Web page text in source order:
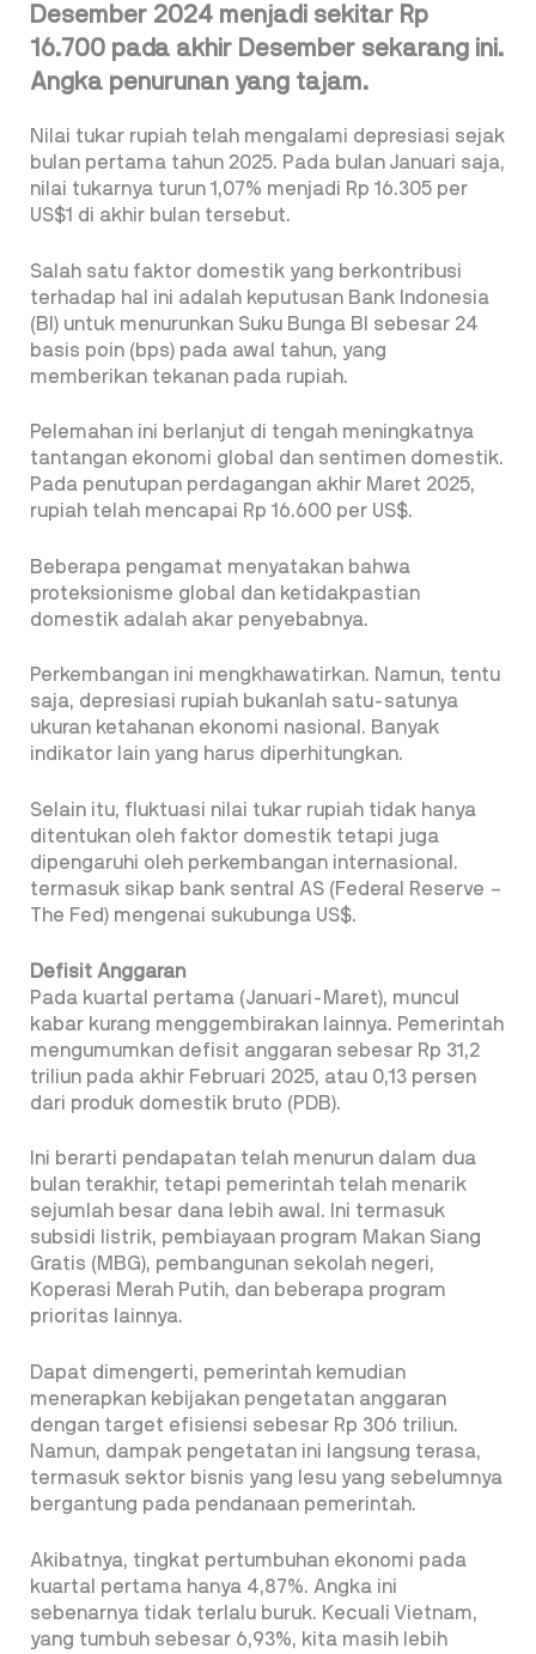
Desember 2024 menjadi sekitar Rp
16.700 pada akhir Desember sekarang ini.
Angka penurunan yang tajam.
Nilai tukar rupiah telah mengalami depresiasi sejak
bulan pertama tahun 2025. Pada bulan Januari saja,
nilai tukarnya turun 1,07% menjadi Rp 16.305 per
US$1 di akhir bulan tersebut.
Salah satu faktor domestik yang berkontribusi
terhadap hal ini adalah keputusan Bank Indonesia
(BI) untuk menurunkan Suku Bunga BI sebesar 24
basis poin (bps) pada awal tahun, yang
memberikan tekanan pada rupiah.
Pelemahan ini berlanjut di tengah meningkatnya
tantangan ekonomi global dan sentimen domestik.
Pada penutupan perdagangan akhir Maret 2025,
rupiah telah mencapai Rp 16.600 per US$.
Beberapa pengamat menyatakan bahwa
proteksionisme global dan ketidakpastian
domestik adalah akar penyebabnya.
Perkembangan ini mengkhawatirkan. Namun, tentu
saja, depresiasi rupiah bukanlah satu-satunya
ukuran ketahanan ekonomi nasional. Banyak
indikator lain yang harus diperhitungkan.
Selain itu, fluktuasi nilai tukar rupiah tidak hanya
ditentukan oleh faktor domestik tetapi juga
dipengaruhi oleh perkembangan internasional.
termasuk sikap bank sentral AS (Federal Reserve –
The Fed) mengenai sukubunga US$.
Defisit Anggaran
Pada kuartal pertama (Januari-Maret), muncul
kabar kurang menggembirakan lainnya. Pemerintah
mengumumkan defisit anggaran sebesar Rp 31,2
triliun pada akhir Februari 2025, atau 0,13 persen
dari produk domestik bruto (PDB).
Ini berarti pendapatan telah menurun dalam dua
bulan terakhir, tetapi pemerintah telah menarik
sejumlah besar dana lebih awal. Ini termasuk
subsidi listrik, pembiayaan program Makan Siang
Gratis (MBG), pembangunan sekolah negeri,
Koperasi Merah Putih, dan beberapa program
prioritas lainnya.
Dapat dimengerti, pemerintah kemudian
menerapkan kebijakan pengetatan anggaran
dengan target efisiensi sebesar Rp 306 triliun.
Namun, dampak pengetatan ini langsung terasa,
termasuk sektor bisnis yang lesu yang sebelumnya
bergantung pada pendanaan pemerintah.
Akibatnya, tingkat pertumbuhan ekonomi pada
kuartal pertama hanya 4,87%. Angka ini
sebenarnya tidak terlalu buruk. Kecuali Vietnam,
yang tumbuh sebesar 6,93%, kita masih lebih